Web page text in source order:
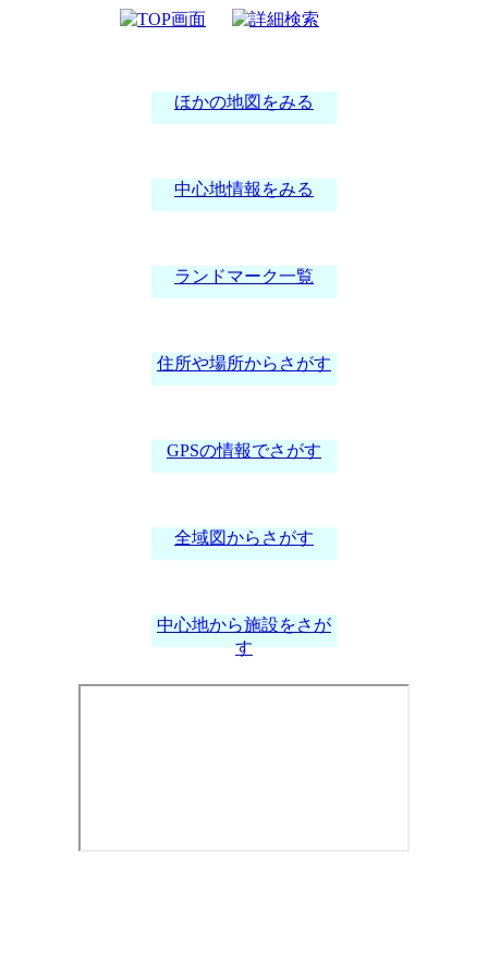
ほかの地図をみる
中心地情報をみる
ランドマーク一覧
住所や場所からさがす
GPSの情報でさがす
全域図からさがす
中心地から施設をさが
す